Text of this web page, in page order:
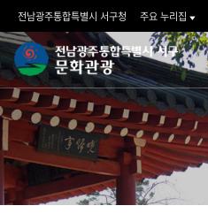
문
화
관
광">
전남광주통합특별시 서구청 주요 누리집
문화유적